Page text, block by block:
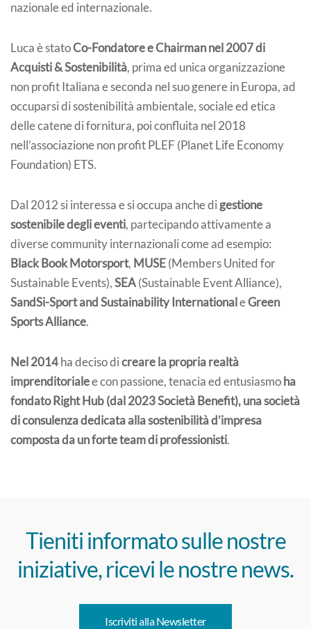
nazionale ed internazionale.
Luca è statoCo-Fondatore e Chairman nel 2007 di
Acquisti & Sostenibilità, prima ed unica organizzazione
non profit Italiana e seconda nel suo genere in Europa, ad
occuparsi di sostenibilità ambientale, sociale ed etica
delle catene di fornitura, poi confluita nel 2018
nell’associazione non profit PLEF (Planet Life Economy
Foundation) ETS.
Dal 2012 si interessa e si occupa anche di gestione
sostenibile degli eventi, partecipando attivamente a
diverse community internazionali come ad esempio:
Black Book Motorsport, MUSE (Members United for
Sustainable Events), SEA(Sustainable Event Alliance),
SandSi-Sport and Sustainability International eGreen
Sports Alliance.
Nel 2014ha deciso di creare la propria realtà
imprenditorialee con passione, tenacia ed entusiasmo ha
fondato Right Hub (dal 2023 Società Benefit), una società
di consulenza dedicata alla sostenibilità d’impresa
composta da un forte team di professionisti.
Tieniti informato sulle nostre
iniziative, ricevi le nostre news.
Iscriviti alla Newsletter